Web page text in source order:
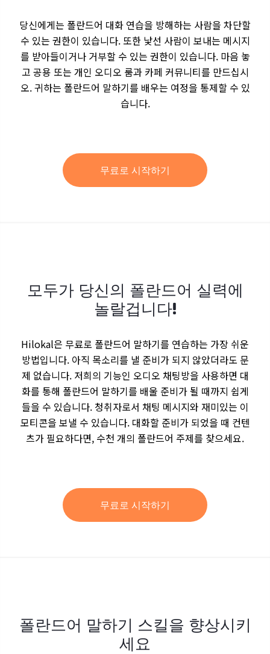
당신에게는 폴란드어 대화 연습을 방해하는 사람을 차단할
수 있는 권한이 있습니다. 또한 낯선 사람이 보내는 메시지
를 받아들이거나 거부할 수 있는 권한이 있습니다. 마음 놓
고 공용 또는 개인 오디오 룸과 카페 커뮤니티를 만드십시
오. 귀하는 폴란드어 말하기를 배우는 여정을 통제할 수 있
습니다.
무료로 시작하기
모두가 당신의 폴란드어 실력에
놀랄겁니다!
Hilokal은 무료로 폴란드어 말하기를 연습하는 가장 쉬운
방법입니다. 아직 목소리를 낼 준비가 되지 않았더라도 문
제 없습니다. 저희의 기능인 오디오 채팅방을 사용하면 대
화를 통해 폴란드어 말하기를 배울 준비가 될 때까지 쉽게
들을 수 있습니다. 청취자로서 채팅 메시지와 재미있는 이
모티콘을 보낼 수 있습니다. 대화할 준비가 되었을 때 컨텐
츠가 필요하다면, 수천 개의 폴란드어 주제를 찾으세요.
무료로 시작하기
폴란드어 말하기 스킬을 향상시키
세요